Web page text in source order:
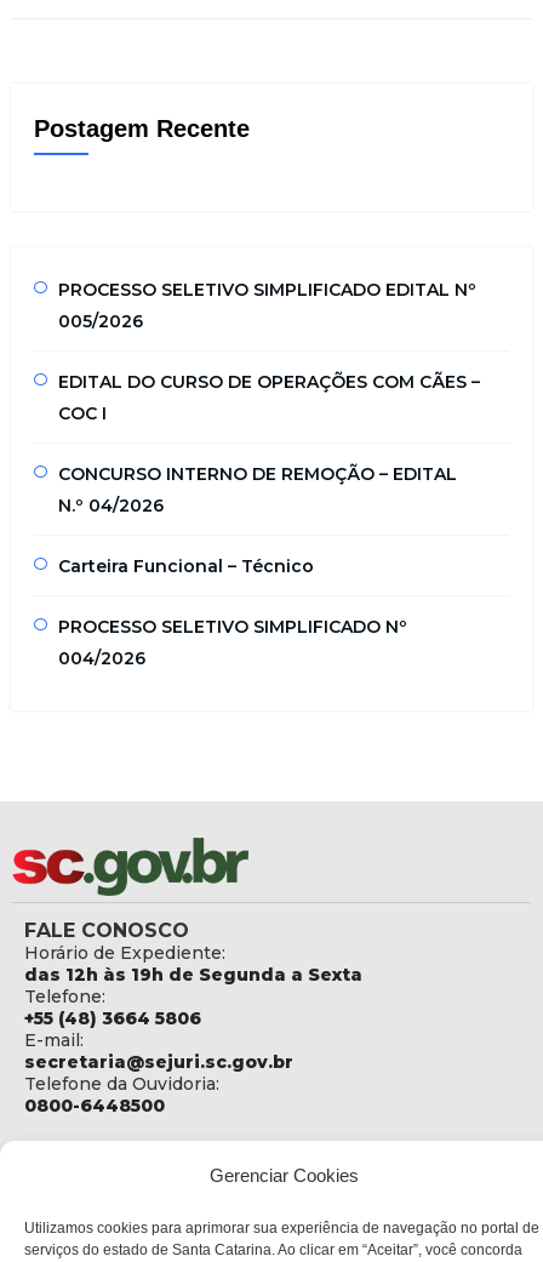
Gerenciar Cookies
Utilizamos cookies para aprimorar sua experiência de navegação no portal de
serviços do estado de Santa Catarina. Ao clicar em “Aceitar”, você concorda
Postagem Recente
PROCESSO SELETIVO SIMPLIFICADO EDITAL Nº
005/2026
EDITAL DO CURSO DE OPERAÇÕES COM CÃES –
COC I
CONCURSO INTERNO DE REMOÇÃO – EDITAL
N.º 04/2026
Carteira Funcional – Técnico
PROCESSO SELETIVO SIMPLIFICADO Nº
004/2026
FALE CONOSCO
Horário de Expediente:
das 12h às 19h de Segunda a Sexta
Telefone:
+55 (48) 3664 5806
E-mail:
secretaria@sejuri.sc.gov.br
Telefone da Ouvidoria:
0800-6448500
SEJURI - Secretaria de Estado de Justiça e Reintegração
Rua Fúlvio Aducci, 1214 - Loja 06